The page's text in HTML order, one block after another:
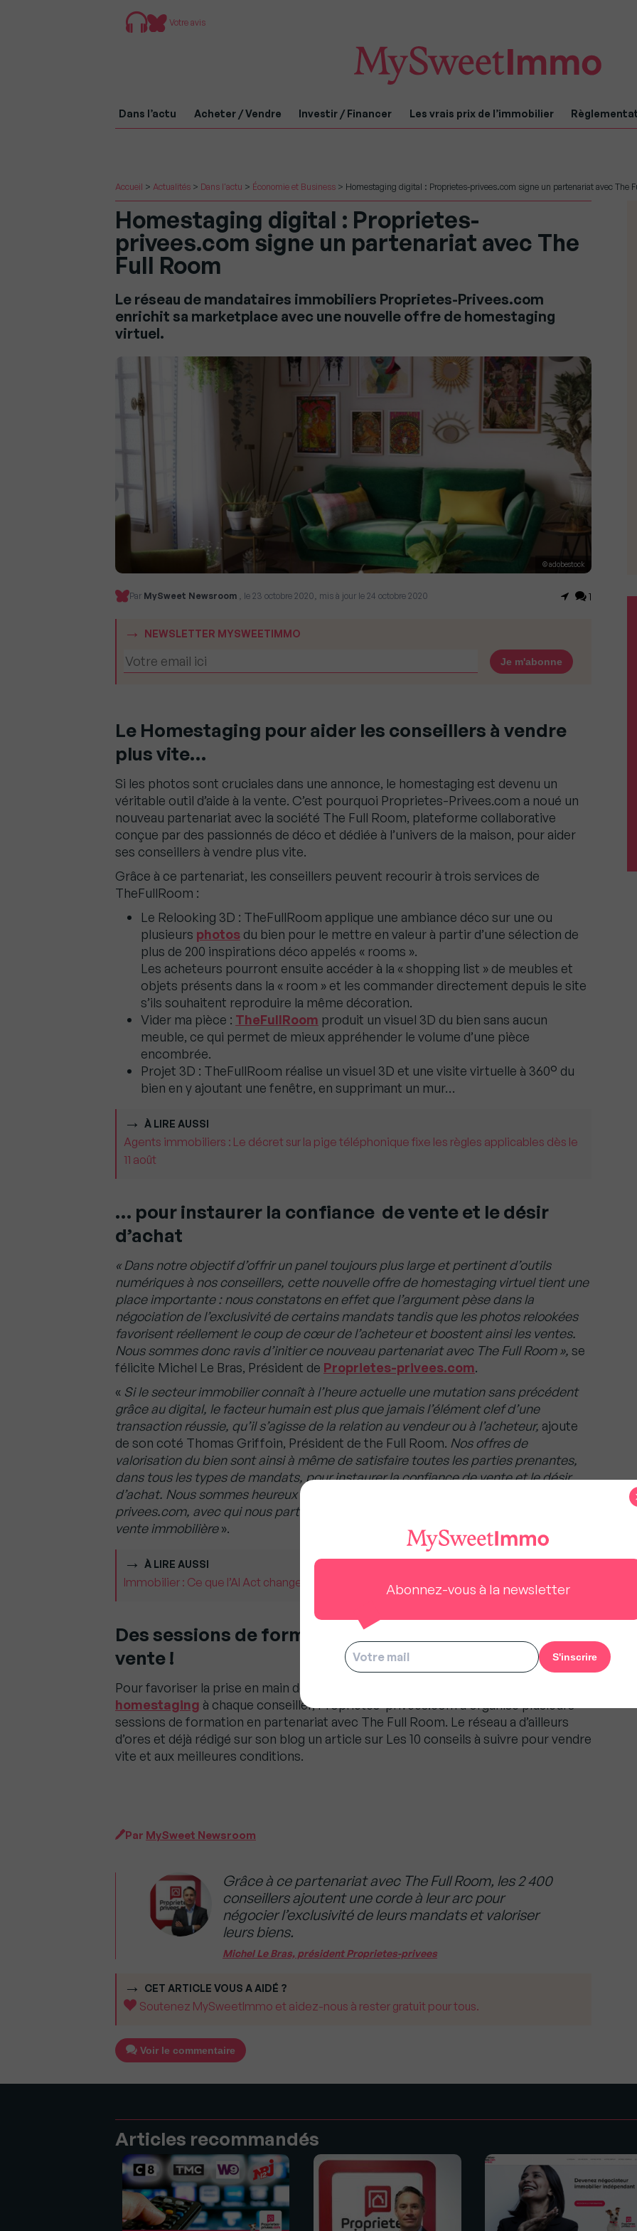
Votre avis
Dans l’actu Acheter / Vendre Investir / Financer Les vrais prix de l’immobilier
Accueil > Actualités > Dans l'actu > Économie et Business > Homestaging digital : Proprietes-privees.com signe un partenariat avec The
Homestaging digital : Proprietes-
privees.com signe un partenariat avec The
Full Room
Le réseau de mandataires immobiliers Proprietes-Privees.com
enrichit sa marketplace avec une nouvelle offre de homestaging
virtuel.
© adobestock
Par MySweet Newsroom , le 23 octobre 2020, mis à jour le 24 octobre 2020 1
NEWSLETTER MYSWEETIMMO
Le Homestaging pour aider les conseillers à vendre
plus vite…
Si les photos sont cruciales dans une annonce, le homestaging est devenu un
véritable outil d’aide à la vente. C’est pourquoi Proprietes-Privees.com a noué un
nouveau partenariat avec la société The Full Room, plateforme collaborative
conçue par des passionnés de déco et dédiée à l’univers de la maison, pour aider
ses conseillers à vendre plus vite.
Grâce à ce partenariat, les conseillers peuvent recourir à trois services de
TheFullRoom :
Le Relooking 3D : TheFullRoom applique une ambiance déco sur une ou
plusieurs photos du bien pour le mettre en valeur à partir d’une sélection de
plus de 200 inspirations déco appelés « rooms ».
Les acheteurs pourront ensuite accéder à la « shopping list » de meubles et
objets présents dans la « room » et les commander directement depuis le site
s’ils souhaitent reproduire la même décoration.
Vider ma pièce : TheFullRoom produit un visuel 3D du bien sans aucun
meuble, ce qui permet de mieux appréhender le volume d’une pièce
encombrée.
Projet 3D : TheFullRoom réalise un visuel 3D et une visite virtuelle à 360° du
bien en y ajoutant une fenêtre, en supprimant un mur…
À LIRE AUSSI
Agents immobiliers : Le décret sur la pige téléphonique fixe les règles applicables dès le
11 août
… pour instaurer la confiance de vente et le désir
d’achat
« Dans notre objectif d’offrir un panel toujours plus large et pertinent d’outils
numériques à nos conseillers, cette nouvelle offre de homestaging virtuel tient une
place importante : nous constatons en effet que l’argument pèse dans la
négociation de l’exclusivité de certains mandats tandis que les photos relookées
favorisent réellement le coup de cœur de l’acheteur et boostent ainsi les ventes.
Nous sommes donc ravis d’initier ce nouveau partenariat avec The Full Room », se
félicite Michel Le Bras, Président de Proprietes-privees.com.
« Si le secteur immobilier connaît à l’heure actuelle une mutation sans précédent
grâce au digital, le facteur humain est plus que jamais l’élément clef d’une
transaction réussie, qu’il s’agisse de la relation au vendeur ou à l’acheteur, ajoute
de son coté Thomas Griffoin, Président de the Full Room. Nos offres de
valorisation du bien sont ainsi à même de satisfaire toutes les parties prenantes,
dans tous les types de mandats, pour instaurer la confiance de vente et le désir
d’achat. Nous sommes heureux de les mettre à la disposition de Proprietes-
privees.com, avec qui nous partageons la même vision de l’innovation dans la
vente immobilière».
À LIRE AUSSI
Immobilier : Ce que l’AI Act change vraiment pour les agences depuis le 2 août 2026
Des sessions de formation pour devenir un pro de la
vente !
Pour favoriser la prise en main de ces outils et présenter les réels bénéfices du
homestaging à chaque conseiller, Proprietes-privees.com a organisé plusieurs
sessions de formation en partenariat avec The Full Room. Le réseau a d’ailleurs
d’ores et déjà rédigé sur son blog un article sur Les 10 conseils à suivre pour vendre
vite et aux meilleures conditions.
Par MySweet Newsroom
Grâce à ce partenariat avec The Full Room, les 2 400
conseillers ajoutent une corde à leur arc pour
négocier l’exclusivité de leurs mandats et valoriser
leurs biens.
Michel Le Bras, président Proprietes-privees
CET ARTICLE VOUS A AIDÉ ?
Soutenez MySweetImmo et aidez-nous à rester gratuit pour tous.
Voir le commentaire
Articles recommandés
Abonnez-vous à la newsletter